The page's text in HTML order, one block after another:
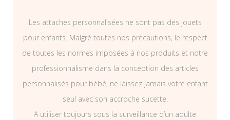
Les attaches personnalisées ne sont pas des jouets
pour enfants. Malgré toutes nos précautions, le respect
de toutes les normes imposées à nos produits et notre
professionnalisme dans la conception des articles
personnalisés pour bébé, ne laissez jamais votre enfant
seul avec son accroche sucette.
A utiliser toujours sous la surveillance d’un adulte